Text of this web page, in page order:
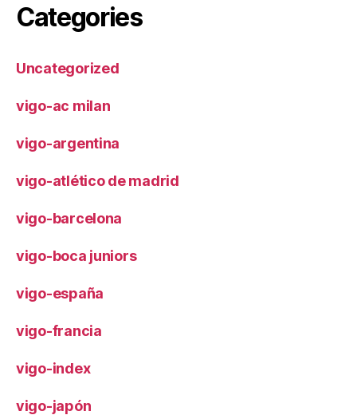
Categories
Uncategorized
vigo-ac milan
vigo-argentina
vigo-atlético de madrid
vigo-barcelona
vigo-boca juniors
vigo-españa
vigo-francia
vigo-index
vigo-japón